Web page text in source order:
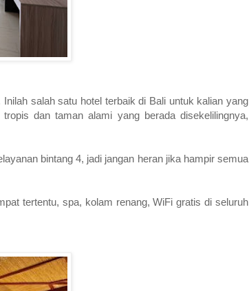
salah satu hotel terbaik di Bali untuk kalian yang
dan taman alami yang berada disekelilingnya,
bintang 4, jadi jangan heran jika hampir semua
tertentu, spa, kolam renang, WiFi gratis di seluruh